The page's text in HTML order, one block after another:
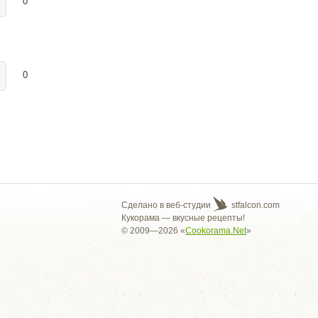
0
Сделано в веб-студии
stfalcon.com
Кукорама — вкусные рецепты!
© 2009—2026 «Cookorama.Net»